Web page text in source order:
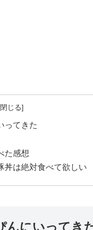
ってきた
た感想
丼は絶対食べて欲しい
んにいってき